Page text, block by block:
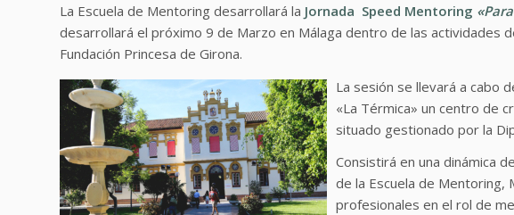
La Escuela de Mentoring desarrollará la Jornada Speed Mentoring
desarrollará el próximo 9 de Marzo en Málaga dentro de las actividades
Fundación Princesa de Girona.
La sesión se llevará a cabo
«La Térmica» un centro de
situado gestionado por la
Consistirá en una dinámica
de la Escuela de Mentoring,
profesionales en el rol de